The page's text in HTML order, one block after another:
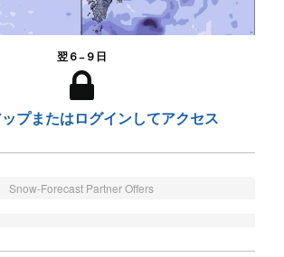
翌６−９日
プまたはログインしてアクセス
Snow-Forecast Partner Offers